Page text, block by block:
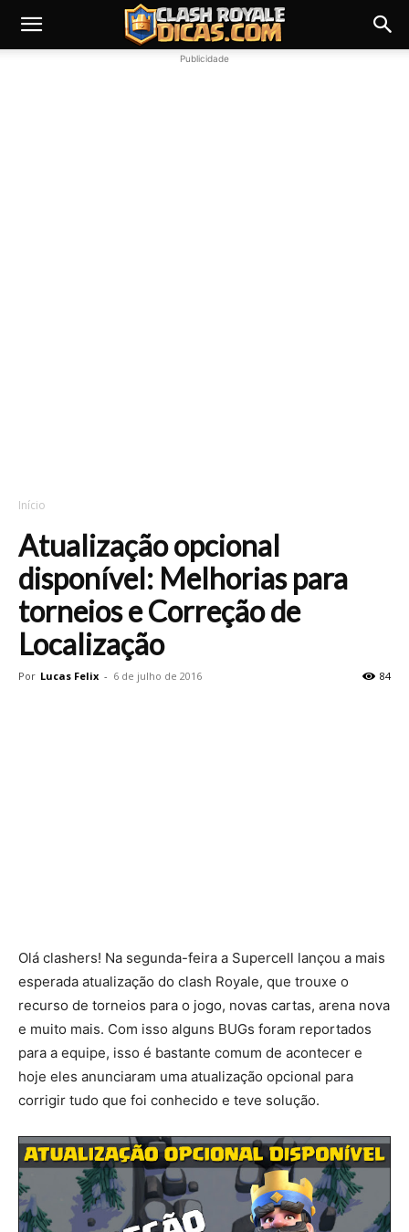
Publicidade
Início
Atualização opcional
disponível: Melhorias para
torneios e Correção de
Localização
Por Lucas Felix - 6 de julho de 2016 84
Olá clashers! Na segunda-feira a Supercell lançou a mais
esperada atualização do clash Royale, que trouxe o
recurso de torneios para o jogo, novas cartas, arena nova
e muito mais. Com isso alguns BUGs foram reportados
para a equipe, isso é bastante comum de acontecer e
hoje eles anunciaram uma atualização opcional para
corrigir tudo que foi conhecido e teve solução.